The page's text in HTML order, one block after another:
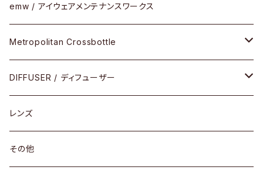
その他
メタルフレーム
コンビネーション
セル
メタル
コンビ
emw / アイウェアメンテナンスワークス
Metropolitan Crossbottle
30cm×30cm
18cm×13cm
DIFFUSER / ディフューザー
グラスコード
メガネケース
レンズ
その他